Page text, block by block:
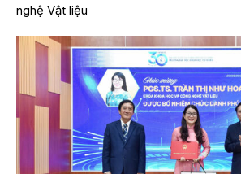
nghệ Vật liệu